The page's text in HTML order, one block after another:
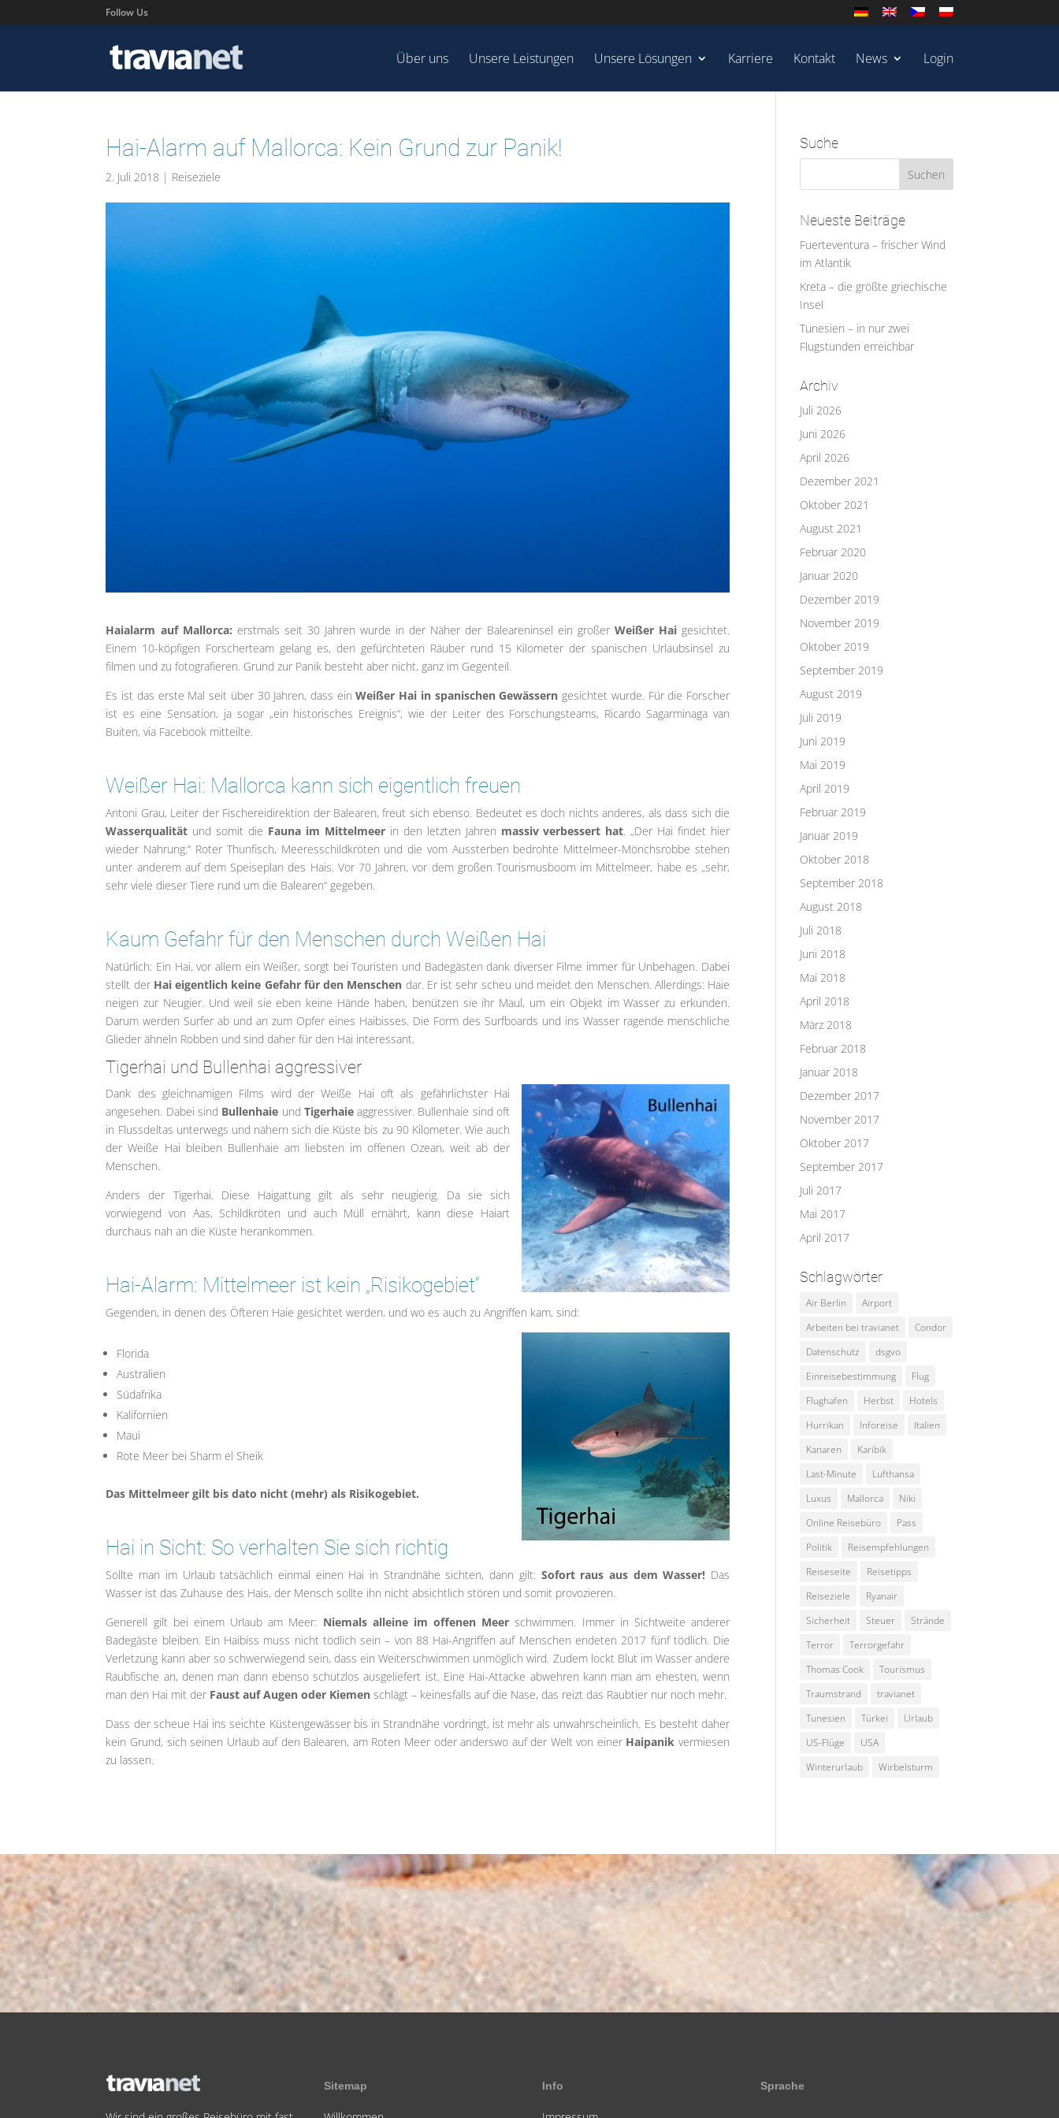
Follow Us
Über uns Unsere Leistungen Unsere Lösungen Karriere Kontakt News Login
Hai-Alarm auf Mallorca: Kein Grund zur Panik!
2. Juli 2018 | Reiseziele
Haialarm auf Mallorca: erstmals seit 30 Jahren wurde in der Näher der Baleareninsel ein großer Weißer Haigesichtet.
Einem 10-köpfigen Forscherteam gelang es, den gefürchteten Räuber rund 15 Kilometer der spanischen Urlaubsinsel zu
filmen und zu fotografieren. Grund zur Panik besteht aber nicht, ganz im Gegenteil.
Es ist das erste Mal seit über 30 Jahren, dass einWeißer Hai in spanischen Gewässern gesichtet wurde. Für die Forscher
ist es eine Sensation, ja sogar „ein historisches Ereignis“, wie der Leiter des Forschungsteams, Ricardo Sagarminaga van
Buiten, via Facebook mitteilte.
Weißer Hai: Mallorca kann sich eigentlich freuen
Antoni Grau, Leiter der Fischereidirektion der Balearen, freut sich ebenso. Bedeutet es doch nichts anderes, als dass sich die
Wasserqualität und somit die Fauna im Mittelmeerin den letzten Jahren massiv verbessert hat . „Der Hai findet hier
wieder Nahrung.“ Roter Thunfisch, Meeresschildkröten und die vom Aussterben bedrohte Mittelmeer-Mönchsrobbe stehen
unter anderem auf dem Speiseplan des Hais. Vor 70 Jahren, vor dem großen Tourismusboom im Mittelmeer, habe es „sehr,
sehr viele dieser Tiere rund um die Balearen“ gegeben.
Kaum Gefahr für den Menschen durch Weißen Hai
Natürlich: Ein Hai, vor allem ein Weißer, sorgt bei Touristen und Badegästen dank diverser Filme immer für Unbehagen. Dabei
stellt der Hai eigentlich keine Gefahr für den Menschen dar. Er ist sehr scheu und meidet den Menschen. Allerdings: Haie
neigen zur Neugier. Und weil sie eben keine Hände haben, benützen sie ihr Maul, um ein Objekt im Wasser zu erkunden.
Darum werden Surfer ab und an zum Opfer eines Haibisses. Die Form des Surfboards und ins Wasser ragende menschliche
Glieder ähneln Robben und sind daher für den Hai interessant.
Tigerhai und Bullenhai aggressiver
Dank des gleichnamigen Films wird der Weiße Hai oft als gefährlichster Hai
angesehen. Dabei sind Bullenhaie und Tigerhaieaggressiver. Bullenhaie sind oft
in Flussdeltas unterwegs und nähern sich die Küste bis zu 90 Kilometer. Wie auch
der Weiße Hai bleiben Bullenhaie am liebsten im offenen Ozean, weit ab der
Menschen.
Anders der Tigerhai. Diese Haigattung gilt als sehr neugierig. Da sie sich
vorwiegend von Aas, Schildkröten und auch Müll ernährt, kann diese Haiart
durchaus nah an die Küste herankommen.
Hai-Alarm: Mittelmeer ist kein „Risikogebiet“
Gegenden, in denen des Öfteren Haie gesichtet werden, und wo es auch zu Angriffen kam, sind:
Florida
Australien
Südafrika
Kalifornien
Maui
Rote Meer bei Sharm el Sheik
Das Mittelmeer gilt bis dato nicht (mehr) als Risikogebiet.
Hai in Sicht: So verhalten Sie sich richtig
Sollte man im Urlaub tatsächlich einmal einen Hai in Strandnähe sichten, dann gilt: Sofort raus aus dem Wasser! Das
Wasser ist das Zuhause des Hais, der Mensch sollte ihn nicht absichtlich stören und somit provozieren.
Generell gilt bei einem Urlaub am Meer: Niemals alleine im offenen Meer schwimmen. Immer in Sichtweite anderer
Badegäste bleiben. Ein Haibiss muss nicht tödlich sein – von 88 Hai-Angriffen auf Menschen endeten 2017 fünf tödlich. Die
Verletzung kann aber so schwerwiegend sein, dass ein Weiterschwimmen unmöglich wird. Zudem lockt Blut im Wasser andere
Raubfische an, denen man dann ebenso schutzlos ausgeliefert ist. Eine Hai-Attacke abwehren kann man am ehesten, wenn
man den Hai mit der Faust auf Augen oder Kiemen schlägt – keinesfalls auf die Nase, das reizt das Raubtier nur noch mehr.
Dass der scheue Hai ins seichte Küstengewässer bis in Strandnähe vordringt, ist mehr als unwahrscheinlich. Es besteht daher
kein Grund, sich seinen Urlaub auf den Balearen, am Roten Meer oder anderswo auf der Welt von einer Haipanik vermiesen
zu lassen.
Suche
Neueste Beiträge
Fuerteventura – frischer Wind
im Atlantik
Kreta – die größte griechische
Insel
Tunesien – in nur zwei
Flugstunden erreichbar
Archiv
Juli 2026
Juni 2026
April 2026
Dezember 2021
Oktober 2021
August 2021
Februar 2020
Januar 2020
Dezember 2019
November 2019
Oktober 2019
September 2019
August 2019
Juli 2019
Juni 2019
Mai 2019
April 2019
Februar 2019
Januar 2019
Oktober 2018
September 2018
August 2018
Juli 2018
Juni 2018
Mai 2018
April 2018
März 2018
Februar 2018
Januar 2018
Dezember 2017
November 2017
Oktober 2017
September 2017
Juli 2017
Mai 2017
April 2017
Schlagwörter
Air Berlin
Airport
Arbeiten bei travianet
Condor
Datenschutz
dsgvo
Einreisebestimmung
Flug
Flughafen
Herbst
Hotels
Hurrikan
Inforeise
Italien
Kanaren
Karibik
Last-Minute
Lufthansa
Luxus
Mallorca
Niki
Online Reisebüro
Pass
Politik
Reisempfehlungen
Reiseseite
Reisetipps
Reiseziele
Ryanair
Sicherheit
Steuer
Strände
Terror
Terrorgefahr
Thomas Cook
Tourismus
Traumstrand
travianet
Tunesien
Türkei
Urlaub
US-Flüge
USA
Winterurlaub
Wirbelsturm
Sitemap Info Sprache